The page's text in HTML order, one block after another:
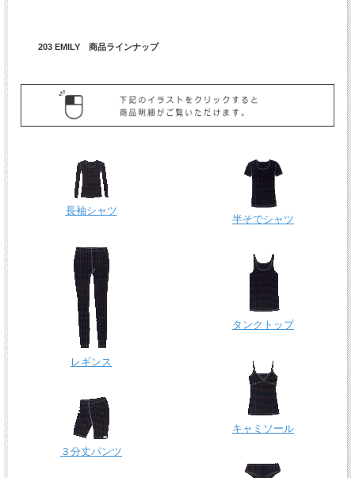
203 EMILY 商品ラインナップ
長袖シャツ
レギンス
３分丈パンツ
半そでシャツ
タンクトップ
キャミソール